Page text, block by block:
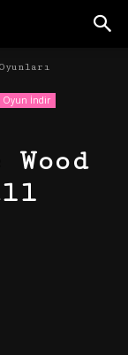
Oyun İndir